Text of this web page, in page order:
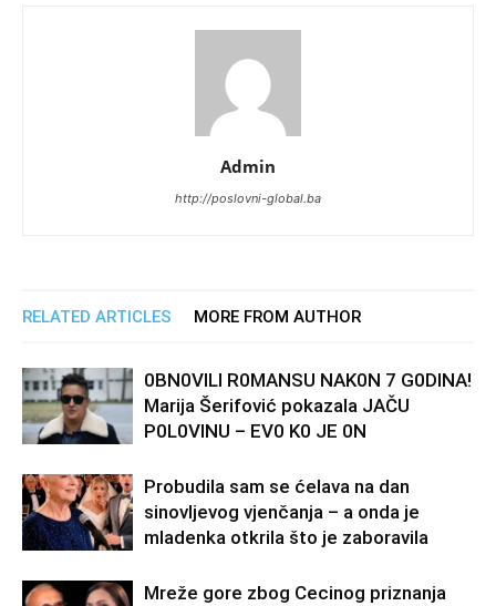
Admin
http://poslovni-global.ba
RELATED ARTICLES MORE FROM AUTHOR
0BN0VlLl R0MANSU NAK0N 7 G0DlNA!
Marija Šerifović pokazala JAČU
P0L0VINU – EV0 K0 JE 0N
Probudila sam se ćelava na dan
sinovljevog vjenčanja – a onda je
mladenka otkrila što je zaboravila
Mreže gore zbog Cecinog priznanja